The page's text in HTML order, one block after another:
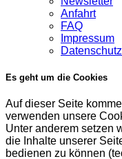
Anfahrt
FAQ
Impressum
Es geht um die Cookies
Auf dieser Seite
verwenden unsere
Unter anderem setzen
die Inhalte unserer
bedienen zu können